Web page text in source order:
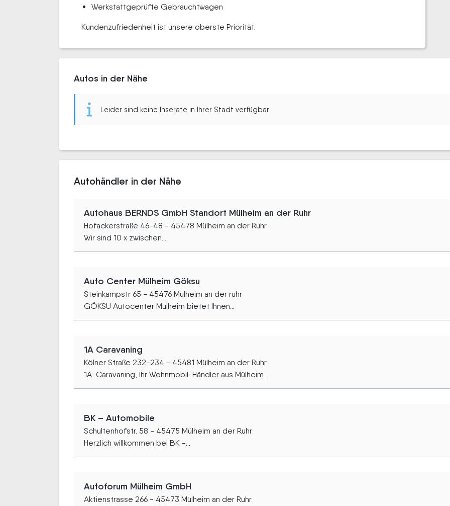
Werkstattgeprüfte Gebrauchtwagen
Kundenzufriedenheit ist unsere oberste Priorität.
Autos in der Nähe
Leider sind keine Inserate in Ihrer Stadt verfügbar
Autohändler in der Nähe
Autohaus BERNDS GmbH Standort Mülheim an der Ruhr
Hofackerstraße 46-48 - 45478 Mülheim an der Ruhr
Wir sind 10 x zwischen...
Auto Center Mülheim Göksu
Steinkampstr 65 - 45476 Mülheim an der ruhr
GÖKSU Autocenter Mülheim bietet Ihnen...
1A Caravaning
Kölner Straße 232-234 - 45481 Mülheim an der Ruhr
1A-Caravaning, Ihr Wohnmobil-Händler aus Mülheim...
BK – Automobile
Schultenhofstr. 58 - 45475 Mülheim an der Ruhr
Herzlich willkommen bei BK -...
Autoforum Mülheim GmbH
Aktienstrasse 266 - 45473 Mülheim an der Ruhr